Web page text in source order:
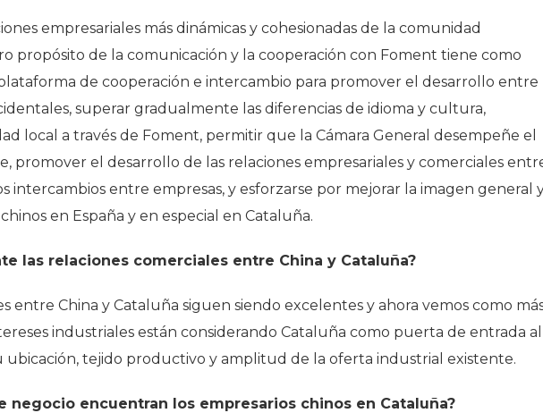
empresariales más dinámicas y cohesionadas de la comunidad
propósito de la comunicación y la cooperación con Foment tiene como
de cooperación e intercambio para promover el desarrollo entre
superar gradualmente las diferencias de idioma y cultura,
local a través de Foment, permitir que la Cámara General desempeñe el
promover el desarrollo de las relaciones empresariales y comerciales
intercambios entre empresas, y esforzarse por mejorar la imagen general
en España y en especial en Cataluña.
las relaciones comerciales entre China y Cataluña?
entre China y Cataluña siguen siendo excelentes y ahora vemos como
industriales están considerando Cataluña como puerta de entrada al
ubicación, tejido productivo y amplitud de la oferta industrial existente.
negocio encuentran los empresarios chinos en Cataluña?